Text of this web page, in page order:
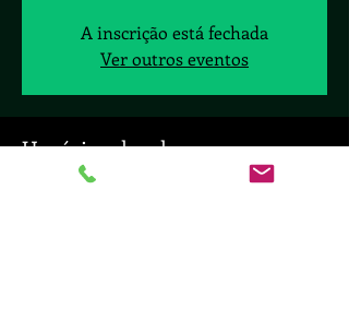
A inscrição está fechada
Ver outros eventos
Horário e local